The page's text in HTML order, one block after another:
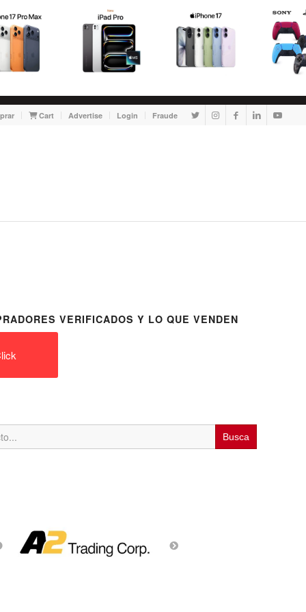
Cart Advertise Login Fraude
VERIFICADOS Y LO QUE VENDEN